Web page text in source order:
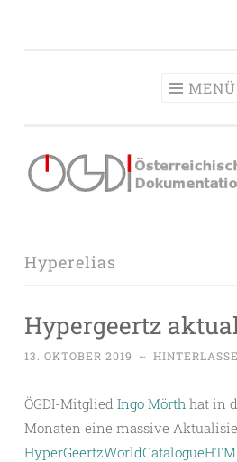
MENÜ
Hyperelias
Hypergeertz
13. OKTOBER 2019 ~
ÖGDI-Mitglied Ingo Mörth hat in
Monaten eine massive
HyperGeertzWorldCatalogueHTM